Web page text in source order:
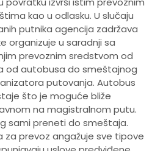
kao u odlasku. U slučaju
putnika agencija zadržava
organizuje u saradnji sa
prevoznim sredstvom od
od autobusa do smeštajnog
putovanja. Autobus
što je moguće bliže
na magistralnom putu.
sami preneti do smeštaja.
prevoz angažuje sve tipove